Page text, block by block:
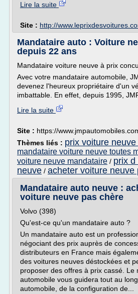
Lire la suite
Site : http://
Mandataire auto : Voiture
depuis 22 ans
Mandataire voiture neuve à prix
Avec votre mandataire automobile,
devenez l'heureux propriétaire d'un
imbattable. En effet, depuis 1995,
Lire la suite
Site : https://
Thèmes liés : prix voiture
mandataire voiture neuve toutes
voiture neuve mandataire / prix d
neuve / acheter voiture neuve
Mandataire auto neuve :
voiture neuve pas chère
Volvo (398)
Qu'est-ce qu'un mandataire auto ?
Un mandataire auto est un
négociant des prix auprès de
distributeurs en France mais
des voitures neuves déstockées et
proposer des offres à prix cassé. Le
automobile vous guidera tout au
automobile, de la configuration de...